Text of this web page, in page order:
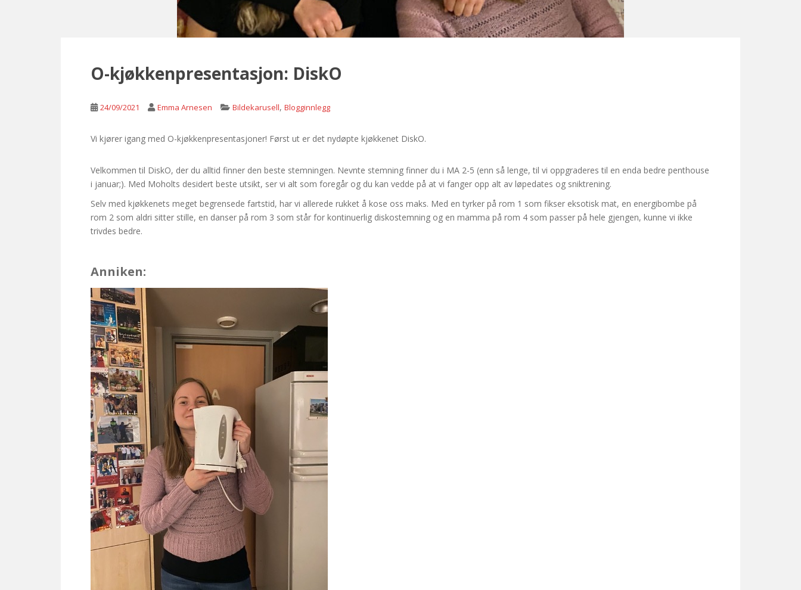
O-kjøkkenpresentasjon: DiskO
24/09/2021 Emma Arnesen Bildekarusell, Blogginnlegg
Vi kjører igang med O-kjøkkenpresentasjoner! Først ut er det nydøpte kjøkkenet DiskO.
Velkommen til DiskO, der du alltid finner den beste stemningen. Nevnte stemning finner du i MA 2-5 (enn så lenge, til vi oppgraderes til en enda bedre penthouse
i januar;). Med Moholts desidert beste utsikt, ser vi alt som foregår og du kan vedde på at vi fanger opp alt av løpedates og sniktrening.
Selv med kjøkkenets meget begrensede fartstid, har vi allerede rukket å kose oss maks. Med en tyrker på rom 1 som fikser eksotisk mat, en energibombe på
rom 2 som aldri sitter stille, en danser på rom 3 som står for kontinuerlig diskostemning og en mamma på rom 4 som passer på hele gjengen, kunne vi ikke
trivdes bedre.
Anniken: